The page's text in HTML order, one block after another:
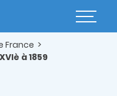
Basculer
France
à 1859